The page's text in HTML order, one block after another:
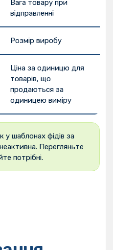
Вага товару при
відправленні
Розмір виробу
Ціна за одиницю для
товарів, що
продаються за
одиницею виміру
у шаблонах фідів за
Перегляньте
потрібні.